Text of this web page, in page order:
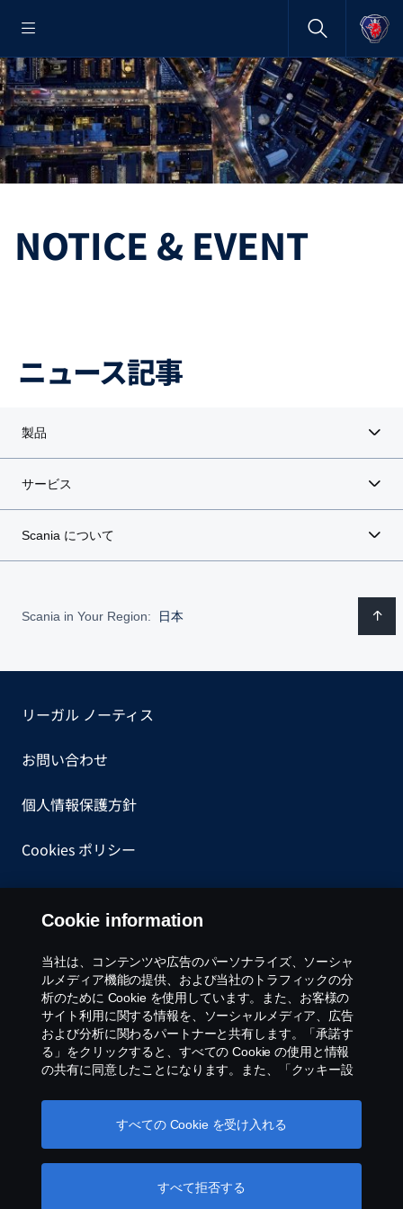
NOTICE & EVENT
ニュース記事
製品
サービス
Scania について
Scania in Your Region: 日本
リーガル ノーティス
お問い合わせ
個人情報保護方針
Cookies ポリシー
一般購買約款
Cookie settings
©スカニアジャパン 株式会社 2026 〒108-0014 東
京都港区芝4-4-20 グーゴルプレックスミレニアム
されている画像は欧州仕様車の画像を含みます。日
Cookie information
当社は、コンテンツや広告のパーソナライズ、ソーシャ
ルメディア機能の提供、および当社のトラフィックの分
析のために Cookie を使用しています。また、お客様の
サイト利用に関する情報を、ソーシャルメディア、広告
および分析に関わるパートナーと共有します。「承諾す
る」をクリックすると、すべての Cookie の使用と情報
の共有に同意したことになります。また、「クッキー設
とで、Cookieを管理することができます。Cookie の使用
方法の詳細については、このテキストの下にあるリンク
すべて拒否する
すべての Cookie を受け入れる